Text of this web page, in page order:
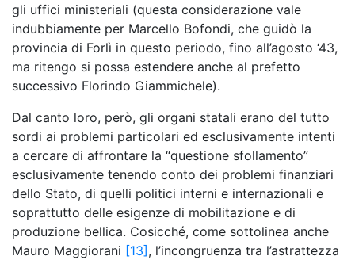
gli uffici ministeriali (questa considerazione vale
indubbiamente per Marcello Bofondi, che guidò la
provincia di Forlì in questo periodo, fino all’agosto ‘43,
ma ritengo si possa estendere anche al prefetto
successivo Florindo Giammichele).
Dal canto loro, però, gli organi statali erano del tutto
sordi ai problemi particolari ed esclusivamente intenti
a cercare di affrontare la “questione sfollamento”
esclusivamente tenendo conto dei problemi finanziari
dello Stato, di quelli politici interni e internazionali e
soprattutto delle esigenze di mobilitazione e di
produzione bellica. Cosicché, come sottolinea anche
Mauro Maggiorani [13], l’incongruenza tra l’astrattezza